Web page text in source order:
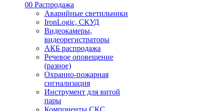
00 Распродажа
Аварийные светильники
IronLogic, СКУД
Видеокамеры,
видеорегистраторы
АКБ распродажа
Речевое оповещение
(разное)
Охранно-пожарная
сигнализация
Инструмент для витой
пары
Компоненты СКС